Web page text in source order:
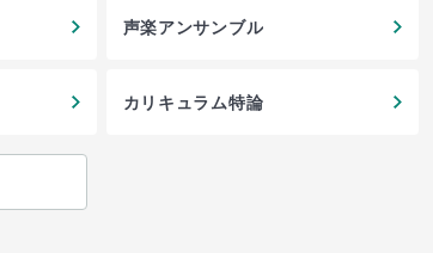
声楽アンサンブル
カリキュラム特論